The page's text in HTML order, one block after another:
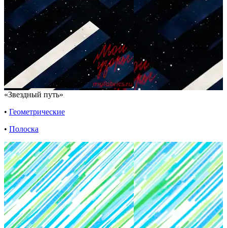
«Звездный путь»
• Геометрические
• Полоска